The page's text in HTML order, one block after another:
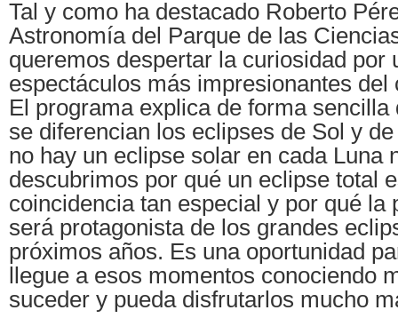
Tal y como ha destacado Roberto
Astronomía del Parque de las
queremos despertar la curiosidad por
espectáculos más impresionantes del
El programa explica de forma sencilla
se diferencian los eclipses de Sol y
no hay un eclipse solar en cada Luna
descubrimos por qué un eclipse total
coincidencia tan especial y por qué la
será protagonista de los grandes
próximos años. Es una oportunidad
llegue a esos momentos conociendo
suceder y pueda disfrutarlos mucho